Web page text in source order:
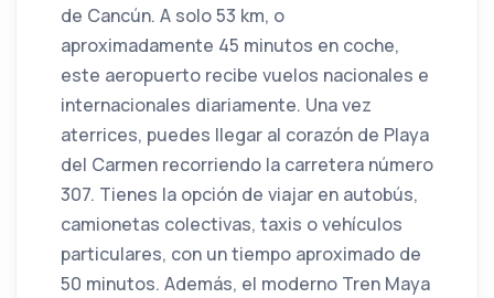
de Cancún. A solo 53 km, o
aproximadamente 45 minutos en coche,
este aeropuerto recibe vuelos nacionales e
internacionales diariamente. Una vez
aterrices, puedes llegar al corazón de Playa
del Carmen recorriendo la carretera número
307. Tienes la opción de viajar en autobús,
camionetas colectivas, taxis o vehículos
particulares, con un tiempo aproximado de
50 minutos. Además, el moderno Tren Maya